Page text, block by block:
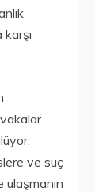
karşı
ve suç
ulaşmanın